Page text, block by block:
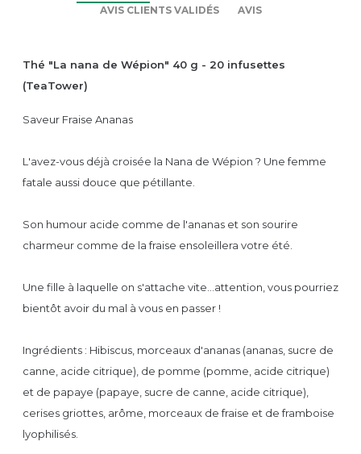
AVIS CLIENTS VALIDÉS
AVIS
Thé "La nana de Wépion" 40 g - 20 infusettes
(TeaTower)
Saveur Fraise Ananas
L'avez-vous déjà croisée la Nana de Wépion ? Une femme
fatale aussi douce que pétillante.
Son humour acide comme de l'ananas et son sourire
charmeur comme de la fraise ensoleillera votre été.
Une fille à laquelle on s'attache vite...attention, vous pourriez
bientôt avoir du mal à vous en passer !
Ingrédients : Hibiscus, morceaux d'ananas (ananas, sucre de
canne, acide citrique), de pomme (pomme, acide citrique)
et de papaye (papaye, sucre de canne, acide citrique),
cerises griottes, arôme, morceaux de fraise et de framboise
lyophilisés.